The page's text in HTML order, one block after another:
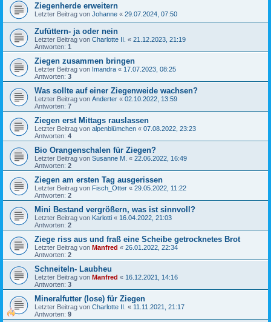
Ziegenherde erweitern
Letzter Beitrag von Johanne « 29.07.2024, 07:50
Zufüttern- ja oder nein
Letzter Beitrag von Charlotte II. « 21.12.2023, 21:19
Antworten: 1
Ziegen zusammen bringen
Letzter Beitrag von Imandra « 17.07.2023, 08:25
Antworten: 3
Was sollte auf einer Ziegenweide wachsen?
Letzter Beitrag von Anderter « 02.10.2022, 13:59
Antworten: 7
Ziegen erst Mittags rauslassen
Letzter Beitrag von alpenblümchen « 07.08.2022, 23:23
Antworten: 4
Bio Orangenschalen für Ziegen?
Letzter Beitrag von Susanne M. « 22.06.2022, 16:49
Antworten: 2
Ziegen am ersten Tag ausgerissen
Letzter Beitrag von Fisch_Otter « 29.05.2022, 11:22
Antworten: 2
Mini Bestand vergrößern, was ist sinnvoll?
Letzter Beitrag von Karlotti « 16.04.2022, 21:03
Antworten: 2
Ziege riss aus und fraß eine Scheibe getrocknetes Brot
Letzter Beitrag von Manfred « 26.01.2022, 22:34
Antworten: 2
Schneiteln- Laubheu
Letzter Beitrag von Manfred « 16.12.2021, 14:16
Antworten: 3
Mineralfutter (lose) für Ziegen
Letzter Beitrag von Charlotte II. « 11.11.2021, 21:17
Antworten: 9